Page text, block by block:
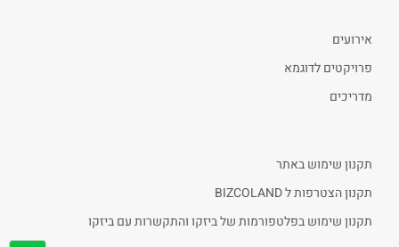
אירועים
פרויקטים לדוגמא
מדריכים
תקנון שימוש באתר
תקנון הצטרפות ל BIZCOLAND
תקנון שימוש בפלטפורמות של ביזקו והתקשרות עם ביזקו